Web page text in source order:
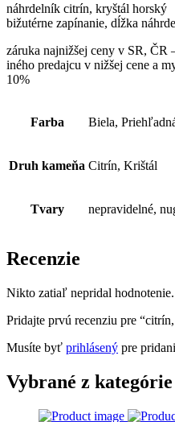
náhrdelník citrín, kryštál horský
bižutérne zapínanie, dĺžka
záruka najnižšej ceny v SR, ČR
iného predajcu v nižšej cene a
10%
Farba Biela,
Druh kameňa Citrín, Krištál
Tvary nepravidelné,
Recenzie
Nikto zatiaľ nepridal hodnotenie.
Pridajte prvú recenziu pre
Musíte byť prihlásený pre
Vybrané z kategórie